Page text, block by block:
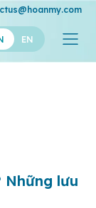
EN
Những lưu